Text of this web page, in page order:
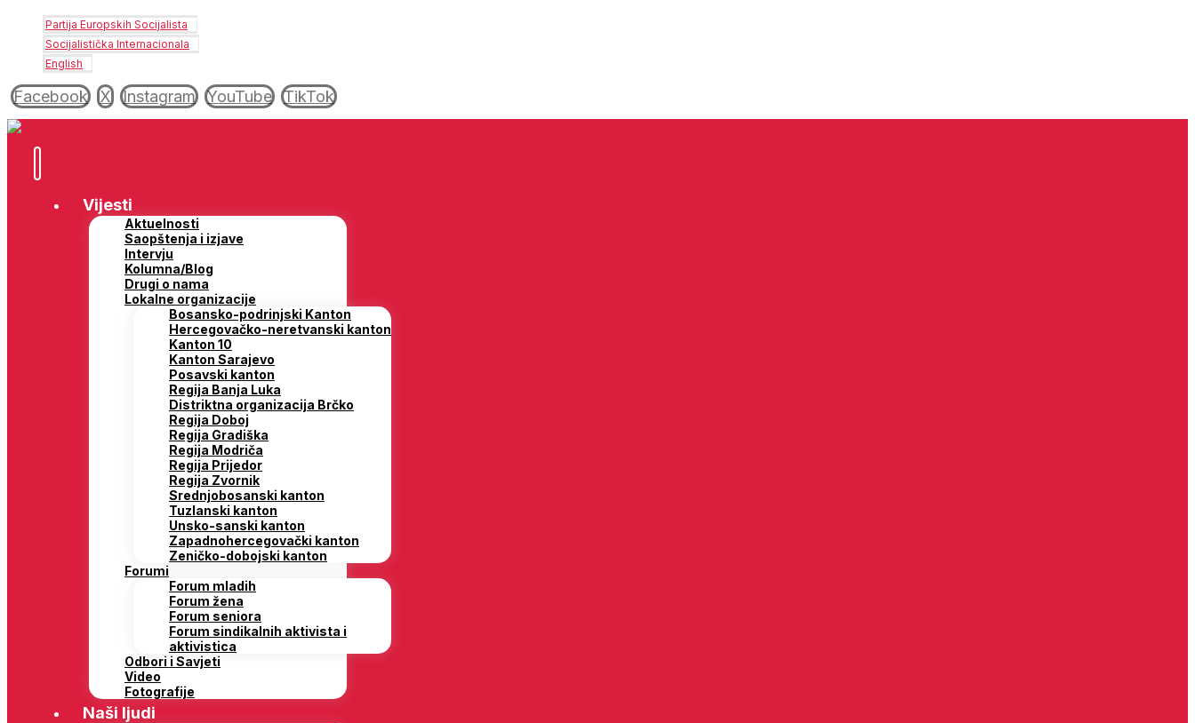
Partija Europskih Socijalista
Socijalistička Internacionala
English
Facebook X Instagram YouTube TikTok
Vijesti
Aktuelnosti
Saopštenja i izjave
Intervju
Kolumna/Blog
Drugi o nama
Lokalne organizacije
Bosansko-podrinjski Kanton
Hercegovačko-neretvanski kanton
Kanton 10
Kanton Sarajevo
Posavski kanton
Regija Banja Luka
Distriktna organizacija Brčko
Regija Doboj
Regija Gradiška
Regija Modriča
Regija Prijedor
Regija Zvornik
Srednjobosanski kanton
Tuzlanski kanton
Unsko-sanski kanton
Zapadnohercegovački kanton
Zeničko-dobojski kanton
Forumi
Forum mladih
Forum žena
Forum seniora
Forum sindikalnih aktivista i
aktivistica
Odbori i Savjeti
Video
Fotografije
Naši ljudi